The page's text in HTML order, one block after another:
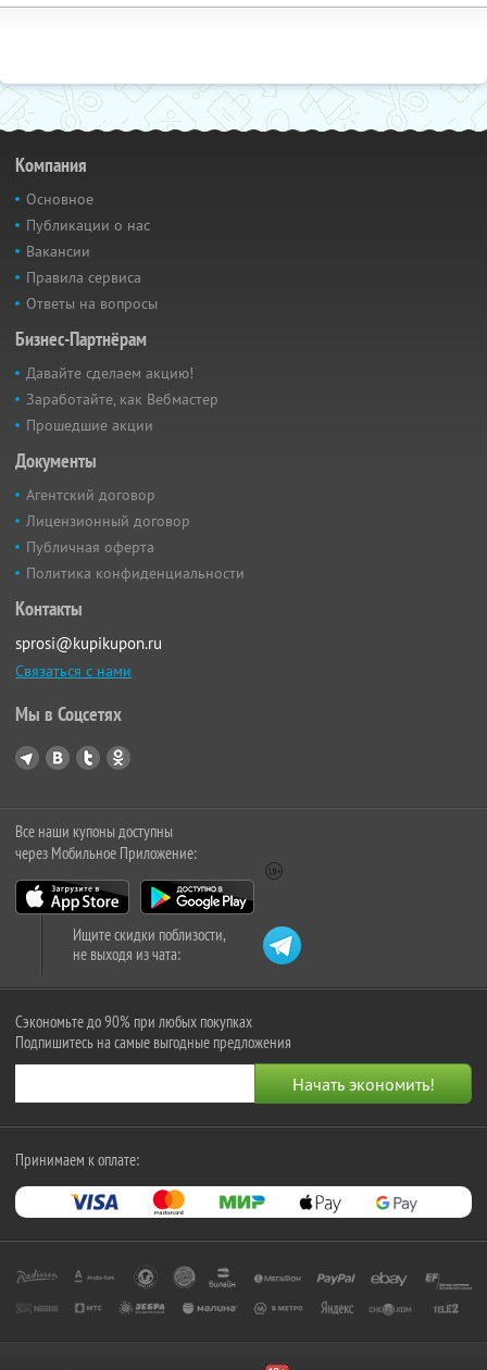
Компания
Основное
Публикации о нас
Вакансии
Правила сервиса
Ответы на вопросы
Бизнес-Партнёрам
Давайте сделаем акцию!
Заработайте, как Вебмастер
Прошедшие акции
Документы
Агентский договор
Лицензионный договор
Публичная оферта
Политика конфиденциальности
Контакты
sprosi@kupikupon.ru
Связаться с нами
Мы в Соцсетях
Все наши купоны доступны
через Мобильное Приложение:
Ищите скидки поблизости,
не выходя из чата:
Сэкономьте до 90% при любых покупках
Подпишитесь на самые выгодные предложения
Принимаем к оплате: